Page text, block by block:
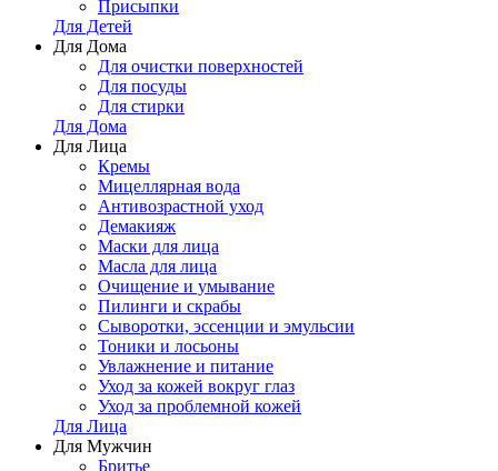
Присыпки
Для Детей
Для Дома
Для очистки поверхностей
Для посуды
Для стирки
Для Дома
Для Лица
Кремы
Мицеллярная вода
Антивозрастной уход
Демакияж
Маски для лица
Масла для лица
Очищение и умывание
Пилинги и скрабы
Сыворотки, эссенции и эмульсии
Тоники и лосьоны
Увлажнение и питание
Уход за кожей вокруг глаз
Уход за проблемной кожей
Для Лица
Для Мужчин
Бритье